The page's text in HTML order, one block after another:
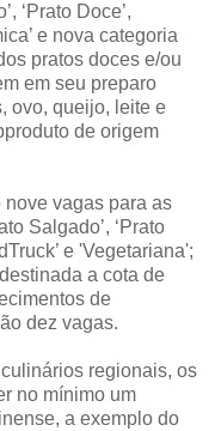
‘Prato Doce’,
e nova categoria
pratos doces e/ou
em seu preparo
ovo, queijo, leite e
de origem
vagas para as
Salgado’, ‘Prato
e 'Vegetariana';
a cota de
de
dez vagas.
regionais, os
no mínimo um
a exemplo do